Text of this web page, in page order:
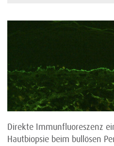
Direkte Immunfluoreszenz
Hautbiopsie beim bullösen